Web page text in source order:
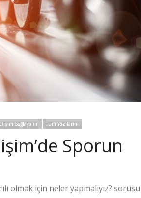
Sağlayalım Tüm Yazılarım
Sporun
olmak için neler yapmalıyız? sorusu